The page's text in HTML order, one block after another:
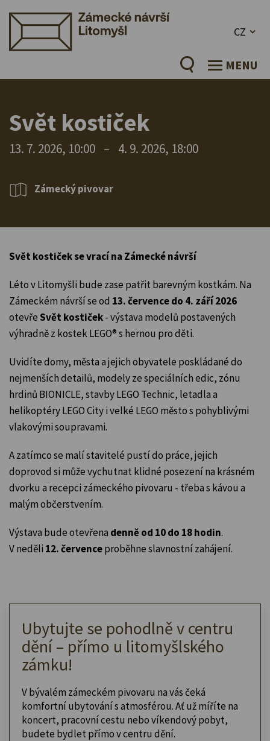
CZ
MENU
Svět kostiček
13. 7. 2026, 10:00 – 4. 9. 2026, 18:00
Zámecký pivovar
Svět kostiček se vrací na Zámecké návrší
Léto v Litomyšli bude zase patřit barevným kostkám. Na
Zámeckém návrší se od 13. července do 4. září 2026
otevřeSvět kostiček- výstava modelů postavených
výhradně z kostek LEGO® s hernou pro děti.
Uvidíte domy, města a jejich obyvatele poskládané do
nejmenších detailů, modely ze speciálních edic, zónu
hrdinů BIONICLE, stavby LEGO Technic, letadla a
helikoptéry LEGO City i velké LEGO město s pohyblivými
vlakovými soupravami.
A zatímco se malí stavitelé pustí do práce, jejich
doprovod si může vychutnat klidné posezení na krásném
dvorku a recepci zámeckého pivovaru - třeba s kávou a
malým občerstvením.
Výstava bude otevřena denně od 10 do 18 hodin.
V neděli 12. červenceproběhne slavnostní zahájení.
Ubytujte se pohodlně v centru
dění – přímo u litomyšlského
zámku!
V bývalém zámeckém pivovaru na vás čeká
komfortní ubytování s atmosférou. Ať už míříte na
koncert, pracovní cestu nebo víkendový pobyt,
budete bydlet přímo v centru dění.